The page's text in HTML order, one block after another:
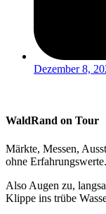
Dezember 8,
WaldRand on Tour
Märkte, Messen,
ohne Erfahrungswerte.
Also Augen zu,
Klippe ins trübe